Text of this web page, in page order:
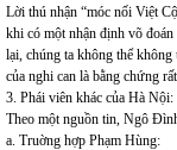
Lời thú nhận “móc nối Việt
khi có một nhận định võ
lại, chúng ta không thể
của nghi can là bằng chứng
3. Phái viên khác của Hà Nội:
Theo một nguồn tin, Ngô
a. Truờng hợp Phạm Hùng: